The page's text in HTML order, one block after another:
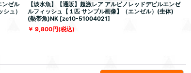
ンゼル
ュ）
【淡水魚】【通販】超激レア アルビノレッドデビルエンゼ
ルフィッシュ【１匹 サンプル画像】（エンゼル）(生体)
(熱帯魚)NK [zc10-51004021]
9,800円(税込)